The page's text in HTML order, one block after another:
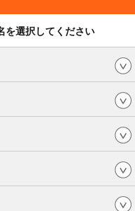
を選択してください